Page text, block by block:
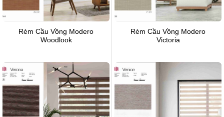
Rèm Cầu Vồng Modero
Woodlook
Rèm Cầu Vồng Modero
Victoria